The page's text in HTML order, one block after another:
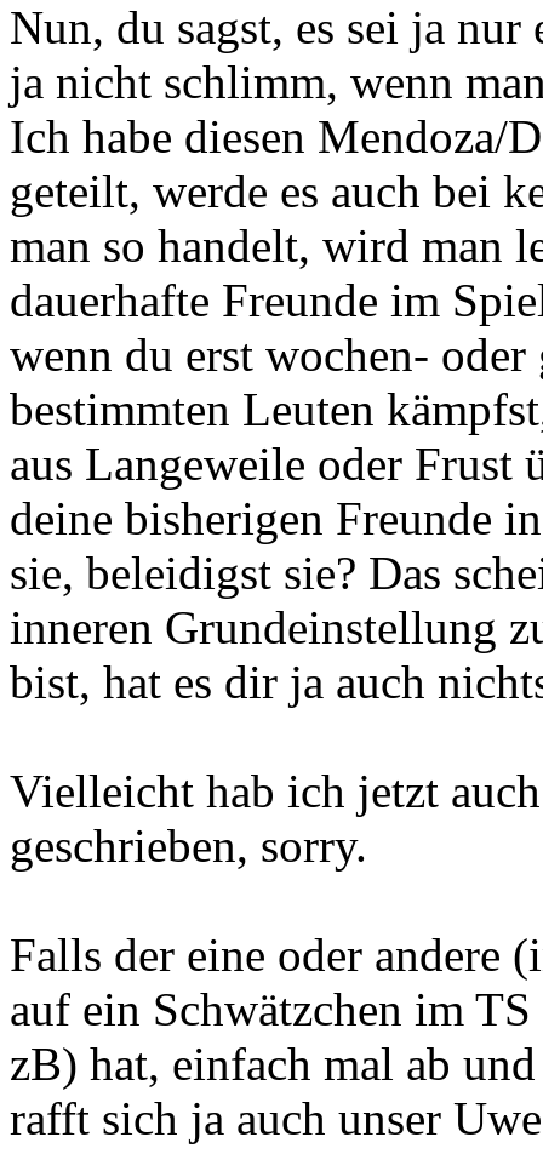
Nun, du sagst, es sei ja nur
ja nicht schlimm, wenn
Ich habe diesen Mendoza/
geteilt, werde es auch bei
man so handelt, wird man
dauerhafte Freunde im
wenn du erst wochen-
bestimmten Leuten
aus Langeweile oder Frust
deine bisherigen Freunde
sie, beleidigst sie? Das
inneren Grundeinstellung
bist, hat es dir ja auch
Vielleicht hab ich jetzt
geschrieben, sorry.
Falls der eine oder andere
auf ein Schwätzchen im
zB) hat, einfach mal ab
rafft sich ja auch unser